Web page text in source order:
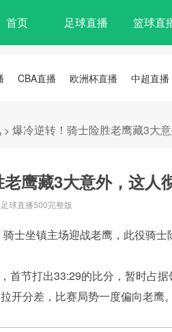
首页 足球直播 篮球直
CBA直播 欧洲杯直播 中超直播
> 爆冷逆转！骑士险胜老鹰藏3大
鹰藏3大意外，这人
球直播500完整版
士坐镇主场迎战老鹰，此役骑
首节打出33:29的比分，暂时占
开分差，比赛局势一度偏向老鹰。